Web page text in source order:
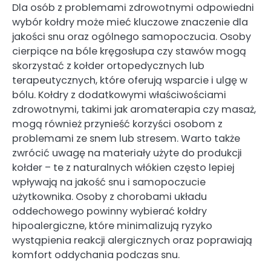
Dla osób z problemami zdrowotnymi odpowiedni
wybór kołdry może mieć kluczowe znaczenie dla
jakości snu oraz ogólnego samopoczucia. Osoby
cierpiące na bóle kręgosłupa czy stawów mogą
skorzystać z kołder ortopedycznych lub
terapeutycznych, które oferują wsparcie i ulgę w
bólu. Kołdry z dodatkowymi właściwościami
zdrowotnymi, takimi jak aromaterapia czy masaż,
mogą również przynieść korzyści osobom z
problemami ze snem lub stresem. Warto także
zwrócić uwagę na materiały użyte do produkcji
kołder – te z naturalnych włókien często lepiej
wpływają na jakość snu i samopoczucie
użytkownika. Osoby z chorobami układu
oddechowego powinny wybierać kołdry
hipoalergiczne, które minimalizują ryzyko
wystąpienia reakcji alergicznych oraz poprawiają
komfort oddychania podczas snu.